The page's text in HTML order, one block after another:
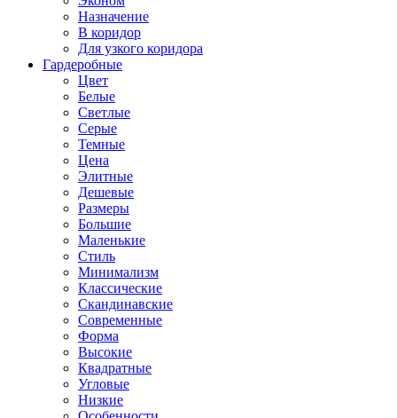
Назначение
В коридор
Для узкого коридора
Гардеробные
Цвет
Белые
Светлые
Серые
Темные
Цена
Элитные
Дешевые
Размеры
Большие
Маленькие
Стиль
Минимализм
Классические
Скандинавские
Современные
Форма
Высокие
Квадратные
Угловые
Низкие